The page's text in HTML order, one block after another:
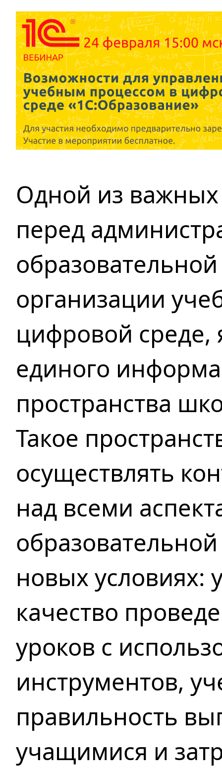
Одной из
перед
организации
цифровой среде,
единого
пространства
Такое
осуществлять
над всеми
новых условиях:
качество
уроков с
инструментов,
правильность
учащимися и